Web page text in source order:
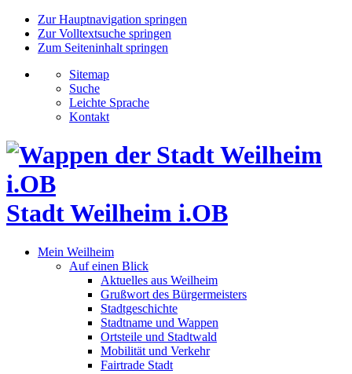
Zur Hauptnavigation springen
Zur Volltextsuche springen
Zum Seiteninhalt springen
Sitemap
Suche
Leichte Sprache
Kontakt
Stadt Weilheim i.OB
Mein Weilheim
Auf einen Blick
Aktuelles aus Weilheim
Grußwort des Bürgermeisters
Stadtgeschichte
Stadtname und Wappen
Ortsteile und Stadtwald
Mobilität und Verkehr
Fairtrade Stadt